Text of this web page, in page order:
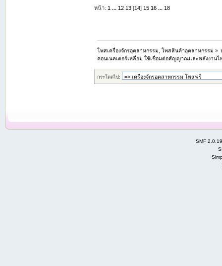
หน้า: 1 ... 12 13[14] 15 16 ... 18
โพสเครื่องจักรอุตสาหกรรม, โพสสินค้าอุตสาหกรรม »
คอนเนคเตอร์เหลี่ยม ใช้เชื่อมต่อสัญญาณและพลังงานไ
กระโดดไป:
SMF 2.0.19